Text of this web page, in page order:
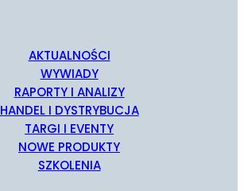
AKTUALNOŚCI
WYWIADY
RAPORTY I ANALIZY
HANDEL I DYSTRYBUCJA
TARGI I EVENTY
NOWE PRODUKTY
SZKOLENIA